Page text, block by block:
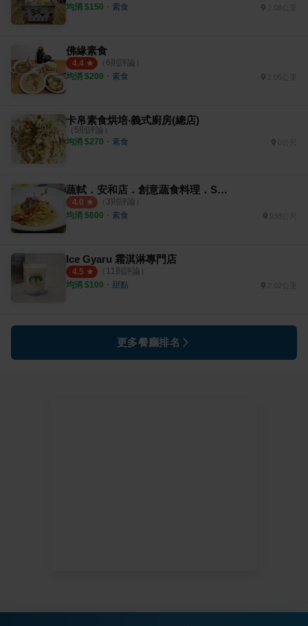
均消 $150 ・ 素食
佛緣素食
4.4 （ 6則評論）
均消 $200 ・ 素食 2.05公里
卡帛素食烘培‧義式廚房(總店)
（ 5則評論）
均消 $270 ・ 素食
蔬軾．安和店．創意蔬食料理．So Veg Restaurant
4.0 （ 3則評論）
均消 $600 ・ 素食
Ice Gyaru 霜淇淋專門店
4.5 （ 11則評論）
均消 $100 ・ 甜點
更多餐廳排名